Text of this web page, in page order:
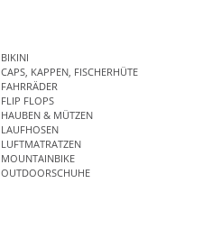
BIKINI
CAPS, KAPPEN, FISCHERHÜTE
FAHRRÄDER
FLIP FLOPS
HAUBEN & MÜTZEN
LAUFHOSEN
LUFTMATRATZEN
MOUNTAINBIKE
OUTDOORSCHUHE